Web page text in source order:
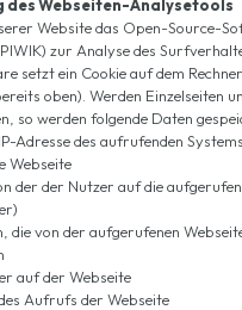
des Webseiten-Analysetools
Website das Open-Source-
zur Analyse des
setzt ein Cookie auf dem
oben). Werden Einzelseiten
so werden folgende Daten
Adresse des aufrufenden
Webseite
der der Nutzer auf die
die von der aufgerufenen
auf der Webseite
Aufrufs der Webseite